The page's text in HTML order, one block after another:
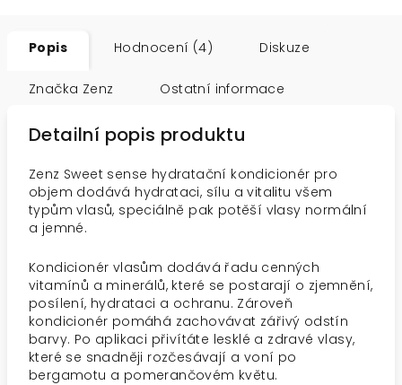
Popis Hodnocení (4) Diskuze
Značka Zenz Ostatní informace
Detailní popis produktu
Zenz Sweet sense hydratační kondicionér pro
objem dodává hydrataci, sílu a vitalitu všem
typům vlasů, speciálně pak potěší vlasy normální
a jemné.
Kondicionér vlasům dodává řadu cenných
vitamínů a minerálů, které se postarají o zjemnění,
posílení, hydrataci a ochranu. Zároveň
kondicionér pomáhá zachovávat zářivý odstín
barvy. Po aplikaci přivítáte lesklé a zdravé vlasy,
které se snadněji rozčesávají a voní po
bergamotu a pomerančovém květu.